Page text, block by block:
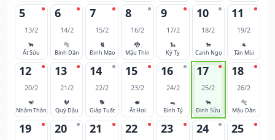
5
13/2
🐂
Ất Sửu
6
14/2
🐅
Bính Dần
7
15/2
🐈
Đinh Mão
8
16/2
🐉
Mậu Thìn
9
17/2
🐍
Kỷ Tỵ
10
18/2
🐎
Canh Ngọ
11
19/2
🐐
Tân Mùi
12
20/2
🐒
Nhâm Thân
13
21/2
🐓
Quý Dậu
14
22/2
🐕
Giáp Tuất
15
23/2
🐖
Ất Hợi
16
24/2
🐀
Bính Tý
17
25/2
🐂
Đinh Sửu
18
26/2
🐅
Mậu Dần
19 20 21 22 23 24 25